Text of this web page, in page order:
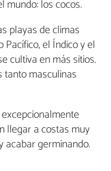
mundo: los cocos.
playas de climas
el Índico y el
cultiva en más sitios.
tanto masculinas
llegar a costas muy
germinando.